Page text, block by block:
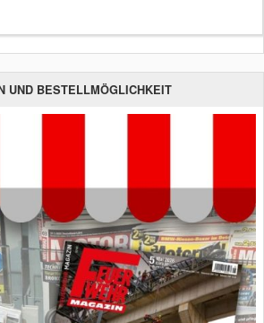
UND BESTELLMÖGLICHKEIT